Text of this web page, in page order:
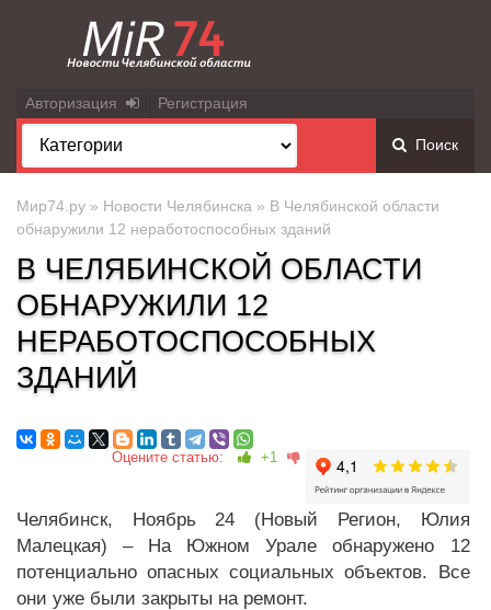
Авторизация Регистрация
Поиск
Мир74.ру » Новости Челябинска » В Челябинской области
обнаружили 12 неработоспособных зданий
В ЧЕЛЯБИНСКОЙ ОБЛАСТИ
ОБНАРУЖИЛИ 12
НЕРАБОТОСПОСОБНЫХ
ЗДАНИЙ
Оцените статью: +1
Челябинск, Ноябрь 24 (Новый Регион, Юлия
Малецкая) – На Южном Урале обнаружено 12
потенциально опасных социальных объектов. Все
они уже были закрыты на ремонт.